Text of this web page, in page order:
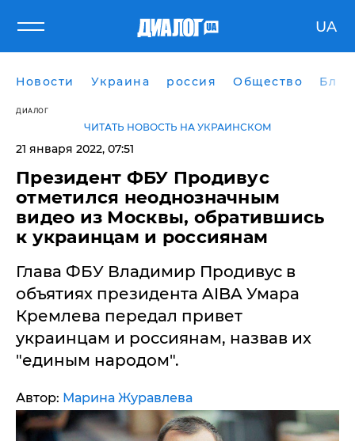
UA
Новости Украина россия Общество
ДИАЛОГ
ЧИТАТЬ НОВОСТЬ НА УКРАИНСКОМ
21 января 2022, 07:51
Президент ФБУ Продивус
отметился неоднозначным
видео из Москвы, обратившись
к украинцам и россиянам
Глава ФБУ Владимир Продивус в
объятиях президента AIBA Умара
Кремлева передал привет
украинцам и россиянам, назвав их
"единым народом".
Автор: Марина Журавлева